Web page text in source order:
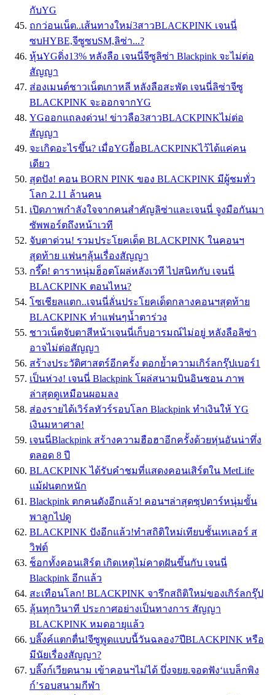
กับYG
ถกว่อนเน็ต..เส้นทางใหม่3สาวBLACKPINK เจนนี่
ซบHYBE,จีซูซบSM,ลิซ่า...?
หุ้นYGดิ่ง13% หลังลือ เจนนี่จีซูลิซ่า Blackpink จะไม่ต่อ
สัญญา
ส่องเมนต์ชาวเน็ตเกาหลี หลังลือสะพัด เจนนี่ลิซ่าจีซู
BLACKPINK จะออกจากYG
YGออกแถลงด่วน! ข่าวลือ3สาวBLACKPINKไม่ต่อ
สัญญา
จะเกิดอะไรขึ้น? เมื่อYGยื้อBLACKPINKไว้ได้แค่คน
เดียว
สุดปัง! คอน BORN PINK ของ BLACKPINK มีผู้ชมทั่ว
โลก 2.11 ล้านคน
เปิดภาพกำลังใจจากคนสำคัญลิซ่าและเจนนี่ จูงมือกันมา
ซัพพอร์ตถึงหน้าเวที
จับตาด่วน! รวมประโยคเด็ด BLACKPINK ในคอนฯ
สุดท้าย เเฟนๆลุ้นเรื่องสัญญา
กรี๊ด! ดาราหนุ่มฮ็อตโผล่หลังเวที ไปสนิทกับ เจนนี่
BLACKPINK ตอนไหน?
โซเชียลแตก..เจนนี่ลั่นประโยคเด็ดกลางคอนฯสุดท้าย
BLACKPINK ทำแฟนๆน้ำตาร่วง
ชาวเน็ตจับตาสีหน้าเจนนี่เก็บอารมณ์ไม่อยู่ หลังลือลิซ่า
อาจไม่ต่อสัญญา
สร้างประวัติศาสตร์อีกครั้ง ตอกย้ำความเกิร์ลกรุ๊ปเบอร์1
เป็นห่วง! เจนนี่ Blackpink โผล่สนามบินอินชอน ภาพ
ล่าสุดดูเหมือนผอมลง
ส่องรายได้เวิร์ลทัวร์รอบโลก Blackpink ทำเงินให้ YG
เงินมหาศาล!
เจนนี่Blackpink สร้างความฮือฮาอีกครั้งด้วยหุ่นอันน่าทึ่ง
ตลอด 8 ปี
BLACKPINK ได้รับคำชมที่แสดงคอนเสิร์ตใน MetLife
แม้ฝนตกหนัก
Blackpink ตกคนดังอีกแล้ว! คอนฯล่าสุดซุปตาร์หนุ่มขั้น
พาลูกไปดู
BLACKPINK ปังอีกแล้ว!ทำสถิติใหม่เทียบชั้นเทเลอร์ ส
วิฟต์
ช็อกทั้งคอนเสิร์ต เกิดเหตุไม่คาดฝันขึ้นกับ เจนนี่
Blackpink อีกเเล้ว
สะเทือนโลก! BLACKPINK จารึกสถิติใหม่ของเกิร์ลกรุ๊ป
ลุ้นทุกวินาที ประกาศอย่างเป็นทางการ สัญญา
BLACKPINK หมดอายุแล้ว
บลิ๊งค์แตกตื่น!จีซูพูดแบบนี้วันฉลอง7ปีBLACKPINK หรือ
มีนัยเรื่องสัญญา?
บลิ๊งก์เวียดนาม เข้าคอนฯไม่ได้ บึ่งจยย.จอดฟัง‘แบล็กพิง
ก์’รอบสนามกีฬา